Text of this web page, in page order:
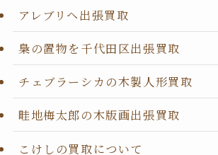
アレブリヘ出張買取
梟の置物を千代田区出張買取
チェブラーシカの木製人形買取
畦地梅太郎の木版画出張買取
こけしの買取について